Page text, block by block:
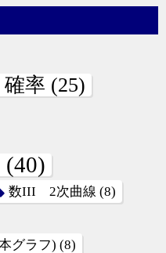
率 (25)
(40)
数III 2次曲線 (8)
グラフ) (8)